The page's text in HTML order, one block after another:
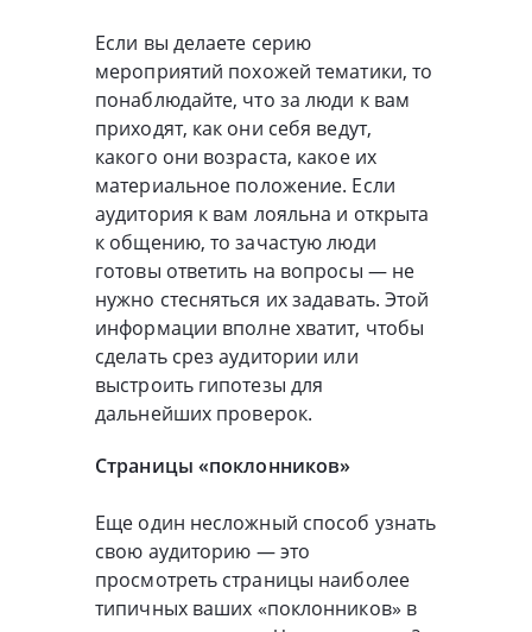
Если вы делаете серию
мероприятий похожей тематики, то
понаблюдайте, что за люди к вам
приходят, как они себя ведут,
какого они возраста, какое их
материальное положение. Если
аудитория к вам лояльна и открыта
к общению, то зачастую люди
готовы ответить на вопросы — не
нужно стесняться их задавать. Этой
информации вполне хватит, чтобы
сделать срез аудитории или
выстроить гипотезы для
дальнейших проверок.
Страницы «поклонников»
Еще один несложный способ узнать
свою аудиторию — это
просмотреть страницы наиболее
типичных ваших «поклонников» в